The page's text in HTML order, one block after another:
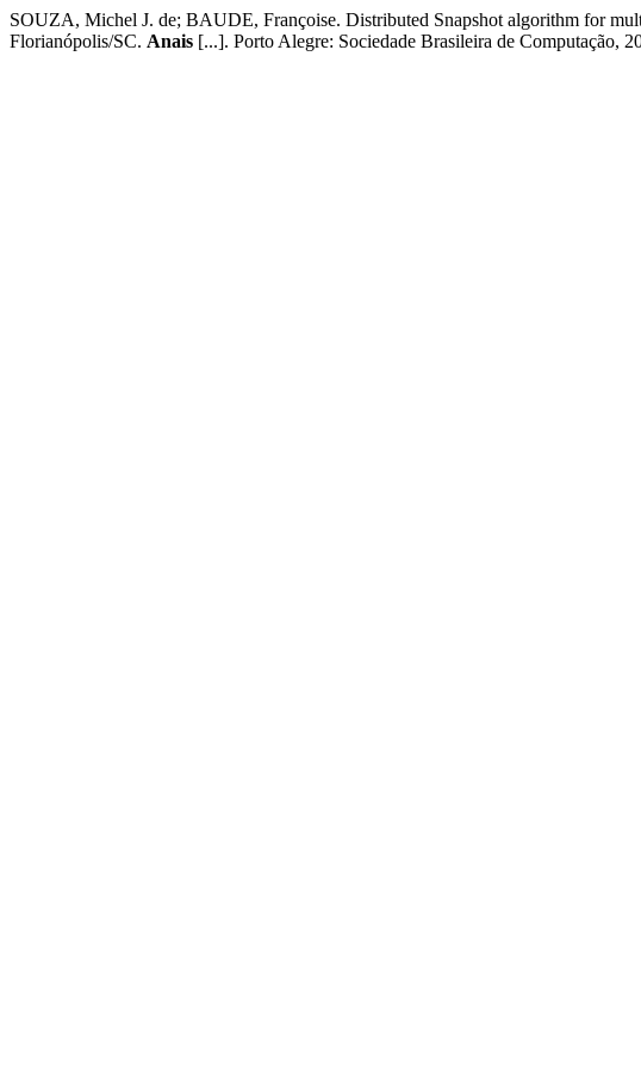
SOUZA, Michel J. de; BAUDE, Françoise. Distributed Snapshot algorithm for
Florianópolis/SC. Anais [...]. Porto Alegre: Sociedade Brasileira de Computação,